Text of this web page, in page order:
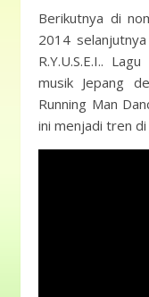
Berikutnya di
2014
R.Y.U.S.E.I..
musik Jepang
Running Man
ini menjadi tren di